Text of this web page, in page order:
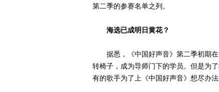
第二季的参赛名单之列。
海选已成明日黄花？
据悉，《中国好声音》第二季初期在
转椅子，成为导师门下的学员。但是为
有的歌手为了上《中国好声音》想尽办